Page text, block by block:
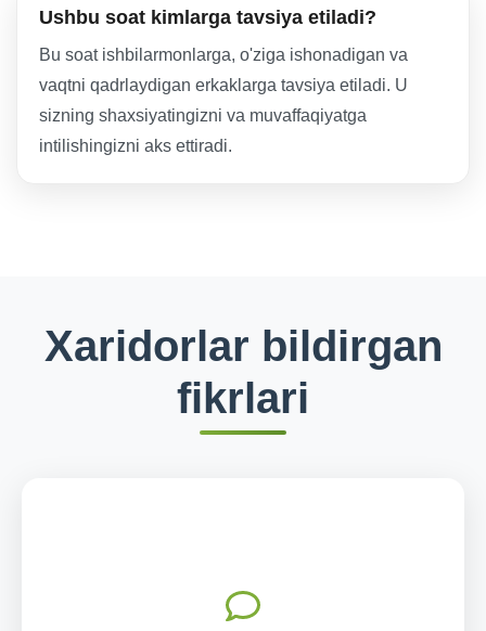
Ushbu soat kimlarga tavsiya etiladi?
Bu soat ishbilarmonlarga, o'ziga ishonadigan va
vaqtni qadrlaydigan erkaklarga tavsiya etiladi. U
sizning shaxsiyatingizni va muvaffaqiyatga
intilishingizni aks ettiradi.
Xaridorlar bildirgan
fikrlari